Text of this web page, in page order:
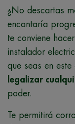
¿No descartas
encantaría
te conviene
instalador
que seas en este
legalizar
poder.
Te permitirá